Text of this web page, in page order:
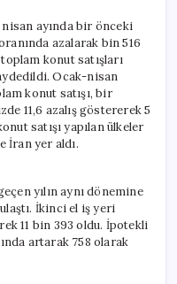
nisan ayında bir önceki
azalarak bin 516
toplam konut satışları
Ocak-nisan
konut satışı, bir
11,6 azalış göstererek 5
satışı yapılan ülkeler
İran yer aldı.
yılın aynı dönemine
İkinci el iş yeri
11 bin 393 oldu. İpotekli
artarak 758 olarak